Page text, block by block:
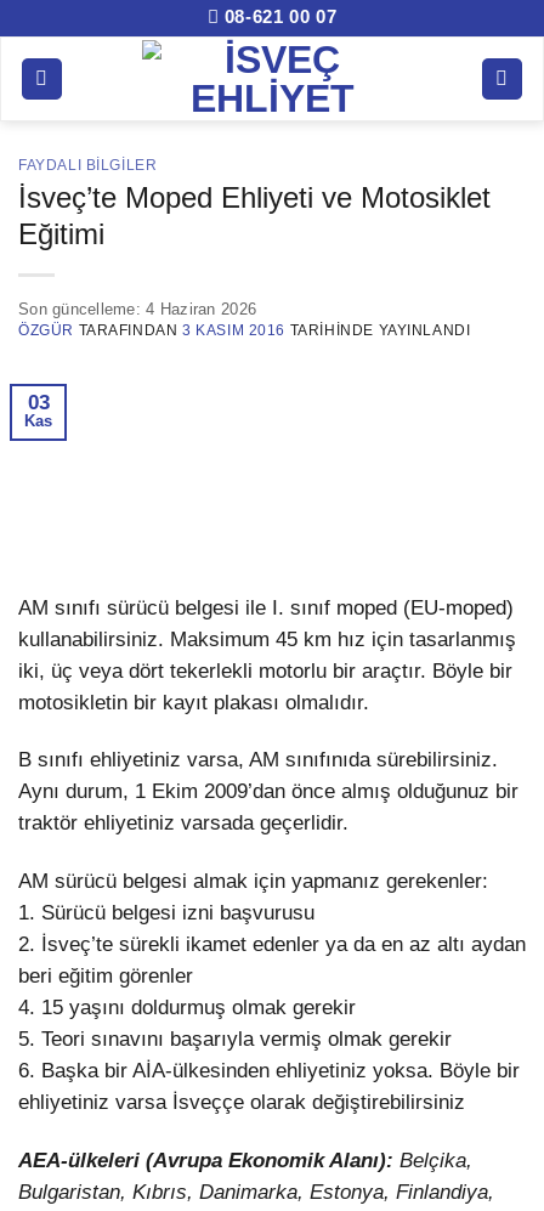
08-621 00 07
FAYDALI BILGILER
İsveç’te Moped Ehliyeti ve Motosiklet
Eğitimi
Son güncelleme: 4 Haziran 2026
ÖZGÜR TARAFINDAN 3 KASIM 2016 TARIHINDE YAYINLANDI
03
Kas
AM sınıfı sürücü belgesi ile I. sınıf moped (EU-moped)
kullanabilirsiniz. Maksimum 45 km hız için tasarlanmış
iki, üç veya dört tekerlekli motorlu bir araçtır. Böyle bir
motosikletin bir kayıt plakası olmalıdır.
B sınıfı ehliyetiniz varsa, AM sınıfınıda sürebilirsiniz.
Aynı durum, 1 Ekim 2009’dan önce almış olduğunuz bir
traktör ehliyetiniz varsada geçerlidir.
AM sürücü belgesi almak için yapmanız gerekenler:
1. Sürücü belgesi izni başvurusu
2. İsveç’te sürekli ikamet edenler ya da en az altı aydan
beri eğitim görenler
4. 15 yaşını doldurmuş olmak gerekir
5. Teori sınavını başarıyla vermiş olmak gerekir
6. Başka bir AİA-ülkesinden ehliyetiniz yoksa. Böyle bir
ehliyetiniz varsa İsveççe olarak değiştirebilirsiniz
AEA-ülkeleri (Avrupa Ekonomik Alanı): Belçika,
Bulgaristan, Kıbrıs, Danimarka, Estonya, Finlandiya,